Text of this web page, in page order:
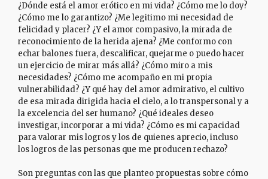
¿Dónde está el amor erótico en mi vida? ¿Cómo me lo doy?
¿Cómo me lo garantizo? ¿Me legitimo mi necesidad de
felicidad y placer? ¿Y el amor compasivo, la mirada de
reconocimiento de la herida ajena? ¿Me conformo con
echar balones fuera, descalificar, quejarme o puedo hacer
un ejercicio de mirar más allá? ¿Cómo miro a mis
necesidades? ¿Cómo me acompaño en mi propia
vulnerabilidad? ¿Y qué hay del amor admirativo, el cultivo
de esa mirada dirigida hacia el cielo, a lo transpersonal y a
la excelencia del ser humano? ¿Qué ideales deseo
investigar, incorporar a mi vida? ¿Cómo es mi capacidad
para valorar mis logros y los de quienes aprecio, incluso
los logros de las personas que me producen rechazo?
Son preguntas con las que planteo propuestas sobre cómo